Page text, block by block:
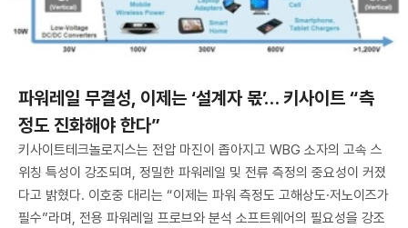
​파워레일 무결성, 이제는 ‘설계자 몫’… 키사이트 “측
정도 진화해야 한다”
키사이트테크놀로지스는 전압 마진이 좁아지고 WBG 소자의 고속 스
위칭 특성이 강조되며, 정밀한 파워레일 및 전류 측정의 중요성이 커졌
다고 밝혔다. 이호중 대리는 “이제는 파워 측정도 고해상도·저노이즈가
필수”라며, 전용 파워레일 프로브와 분석 소프트웨어의 필요성을 강조